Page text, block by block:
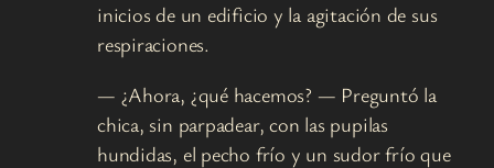
inicios de un edificio y la agitación de sus
respiraciones.
— ¿Ahora, ¿qué hacemos? — Preguntó la
chica, sin parpadear, con las pupilas
hundidas, el pecho frío y un sudor frío que